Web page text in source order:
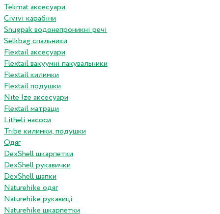
Tekmat аксесуари
Сivivi карабіни
Snugpak водонепроникні речі
Selkbag спальники
Flextail аксесуари
Flextail вакуумні пакувальники
Flextail килимки
Flextail подушки
Nite Ize аксесуари
Flextail матраци
Litheli насоси
Tribe килимки, подушки
Одяг
DexShell шкарпетки
DexShell рукавички
DexShell шапки
Naturehike одяг
Naturehike рукавиці
Naturehike шкарпетки